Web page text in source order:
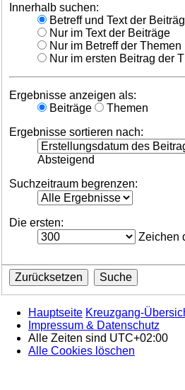
Innerhalb suchen:
Betreff und Text der
Nur im Text der Beiträge
Nur im Betreff der Themen
Nur im ersten Beitrag der
Ergebnisse anzeigen als:
Beiträge
Themen
Ergebnisse sortieren nach:
Absteigend
Suchzeitraum begrenzen:
Die ersten:
Zeichen
Hauptseite Kreuzgang-
Impressum & Datenschutz
Alle Zeiten sind UTC+02:00
Alle Cookies löschen